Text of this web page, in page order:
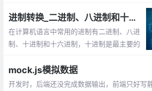
进制转换_二进制、八进制和十六进制数之间的转换
在计算机语言中常用的进制有二进制、八进
制、十进制和十六进制，十进制是最主要的
基数和运算规则。
mock.js模拟数据
开发时，后端还没完成数据输出，前端只好写